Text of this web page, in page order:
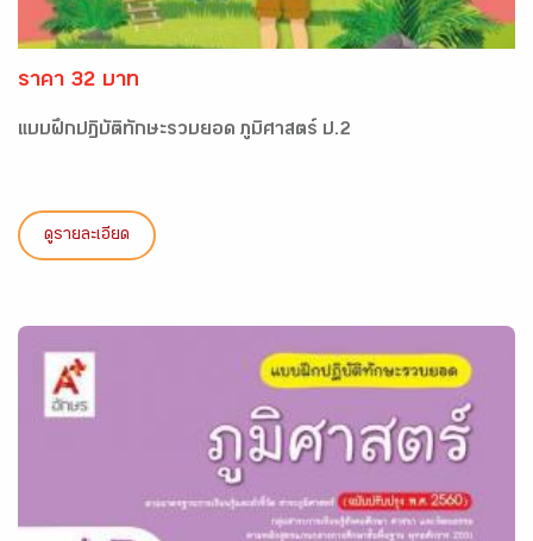
ราคา 32 บาท
แบบฝึกปฏิบัติทักษะรวบยอด ภูมิศาสตร์ ป.2
ดูรายละเอียด